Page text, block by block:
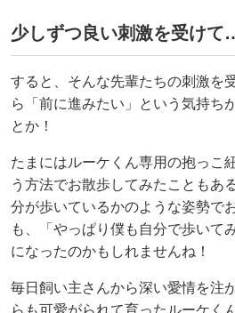
少しずつ良い刺激を受けて
すると、そんな先輩たちの刺激を
ら「前に進みたい」という気持ち
とか！
たまにはルーケくん専用の抱っこ
う方法でお散歩してみたこともあ
分が歩いているかのような姿勢で
も、「やっぱり僕も自分で歩いて
になったのかもしれませんね！
毎日飼い主さんから深い愛情を注
らも可愛がられて育ったルーケく